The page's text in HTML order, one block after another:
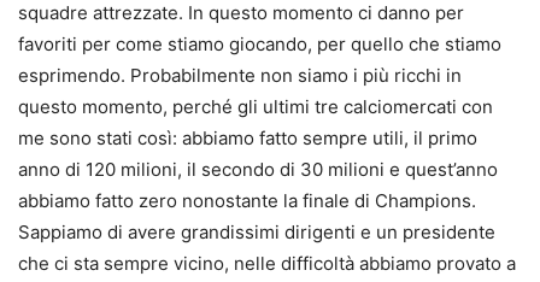
squadre attrezzate. In questo momento ci danno per
favoriti per come stiamo giocando, per quello che stiamo
esprimendo. Probabilmente non siamo i più ricchi in
questo momento, perché gli ultimi tre calciomercati con
me sono stati così: abbiamo fatto sempre utili, il primo
anno di 120 milioni, il secondo di 30 milioni e quest’anno
abbiamo fatto zero nonostante la finale di Champions.
Sappiamo di avere grandissimi dirigenti e un presidente
che ci sta sempre vicino, nelle difficoltà abbiamo provato a